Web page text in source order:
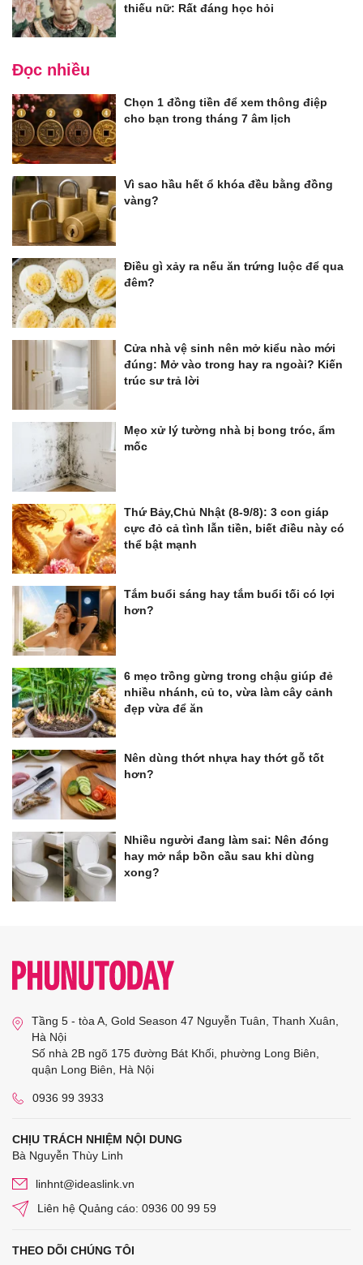
thiếu nữ: Rất đáng học hỏi
Đọc nhiều
Chọn 1 đồng tiền để xem thông điệp
cho bạn trong tháng 7 âm lịch
Vì sao hầu hết ổ khóa đều bằng đồng
vàng?
Điều gì xảy ra nếu ăn trứng luộc để qua
đêm?
Cửa nhà vệ sinh nên mở kiểu nào mới
đúng: Mở vào trong hay ra ngoài? Kiến
trúc sư trả lời
Mẹo xử lý tường nhà bị bong tróc, ẩm
mốc
Thứ Bảy,Chủ Nhật (8-9/8): 3 con giáp
cực đỏ cả tình lẫn tiền, biết điều này có
thể bật mạnh
Tắm buổi sáng hay tắm buổi tối có lợi
hơn?
6 mẹo trồng gừng trong chậu giúp đẻ
nhiều nhánh, củ to, vừa làm cây cảnh
đẹp vừa để ăn
Nên dùng thớt nhựa hay thớt gỗ tốt
hơn?
Nhiều người đang làm sai: Nên đóng
hay mở nắp bồn cầu sau khi dùng
xong?
Tầng 5 - tòa A, Gold Season 47 Nguyễn Tuân, Thanh Xuân,
Hà Nội
Số nhà 2B ngõ 175 đường Bát Khối, phường Long Biên,
quận Long Biên, Hà Nội
0936 99 3933
CHỊU TRÁCH NHIỆM NỘI DUNG
Bà Nguyễn Thùy Linh
linhnt@ideaslink.vn
Liên hệ Quảng cáo: 0936 00 99 59
THEO DÕI CHÚNG TÔI